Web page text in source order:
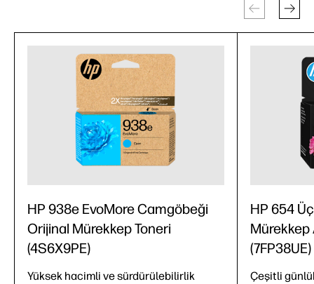
HP 938e EvoMore Camgöbeği
Orijinal Mürekkep Toneri
(4S6X9PE)
Yüksek hacimli ve sürdürülebilirlik
HP 654
Mürekkep
(7FP38UE)
Çeşitli